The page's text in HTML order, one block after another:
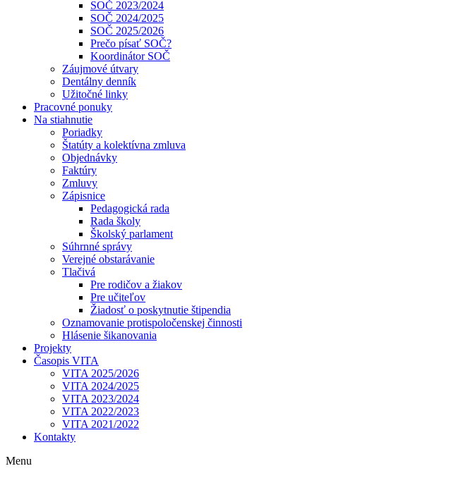
SOČ 2023/2024
SOČ 2024/2025
SOČ 2025/2026
Prečo písať SOČ?
Koordinátor SOČ
Záujmové útvary
Dentálny denník
Užitočné linky
Pracovné ponuky
Na stiahnutie
Poriadky
Štatúty a kolektívna zmluva
Objednávky
Faktúry
Zmluvy
Zápisnice
Pedagogická rada
Rada školy
Školský parlament
Súhrnné správy
Verejné obstarávanie
Tlačivá
Pre rodičov a žiakov
Pre učiteľov
Žiadosť o poskytnutie štipendia
Oznamovanie protispoločenskej činnosti
Hlásenie šikanovania
Projekty
Časopis VITA
VITA 2025/2026
VITA 2024/2025
VITA 2023/2024
VITA 2022/2023
VITA 2021/2022
Kontakty
Menu